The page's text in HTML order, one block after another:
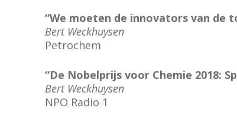
“We moeten de innovators van de
Bert Weckhuysen
Petrochem
“De Nobelprijs voor Chemie 2018:
Bert Weckhuysen
NPO Radio 1